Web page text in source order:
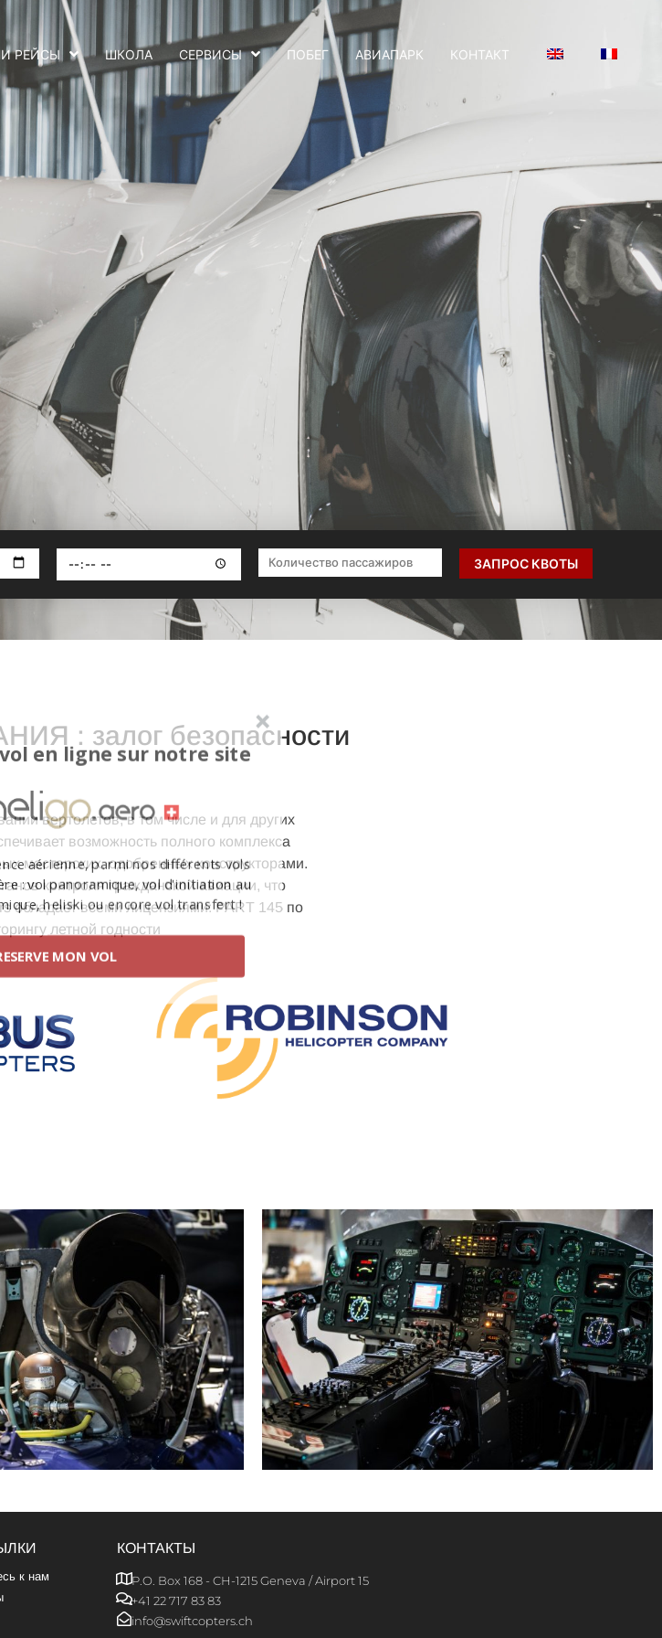
РЕЙСЫ ШКОЛА СЕРВИСЫ ПОБЕГ АВИАПАРК КОНТАКТ
ЗАПРОС КВОТЫ
: залог безопасности
вертолетов, в том числе и для других
возможность полного комплекса
мастерских, одобренных конструкторами.
контроля гражданской авиации, что
летной годности
к нам
КОНТАКТЫ
P.O. Box 168 - CH-1215 Geneva / Airport 15
+41 22 717 83 83
info@swiftcopters.ch
en ligne sur notre site
aérienne, parmi nos différents vols
: vol panoramique, vol d'initiation au
heliski ou encore vol transfert !
MON VOL